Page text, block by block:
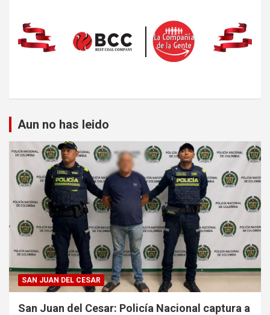
Aun no has leido
SAN JUAN DEL CESAR
San Juan del Cesar: Policía Nacional captura a